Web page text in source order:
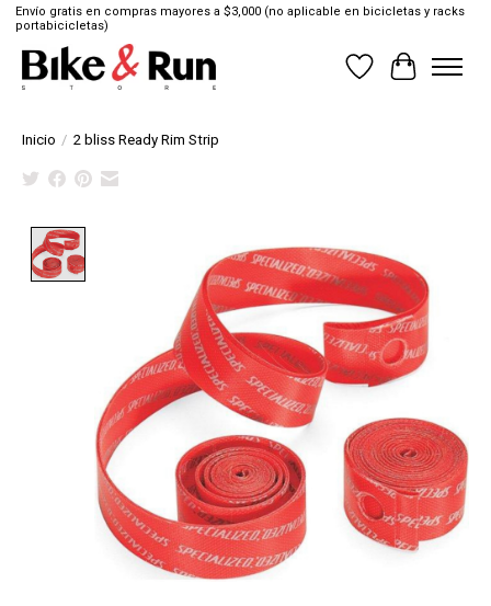
Envío gratis en compras mayores a $3,000 (no aplicable en bicicletas y racks
portabicicletas)
Lista de deseos
Cesta
Inicio / 2 bliss Ready Rim Strip